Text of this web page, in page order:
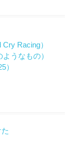
Racing）
うなもの）
）